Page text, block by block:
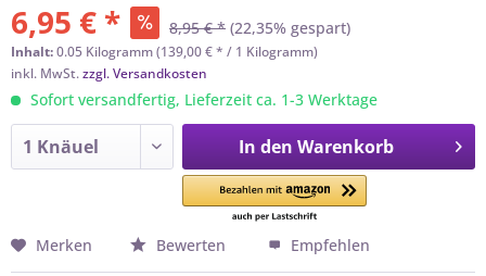
6,95 € * 8,95 € * (22,35% gespart)
Inhalt:0.05 Kilogramm (139,00 € * / 1 Kilogramm)
inkl. MwSt.zzgl. Versandkosten
Sofort versandfertig, Lieferzeit ca. 1-3 Werktage
In den Warenkorb
Merken Bewerten Empfehlen